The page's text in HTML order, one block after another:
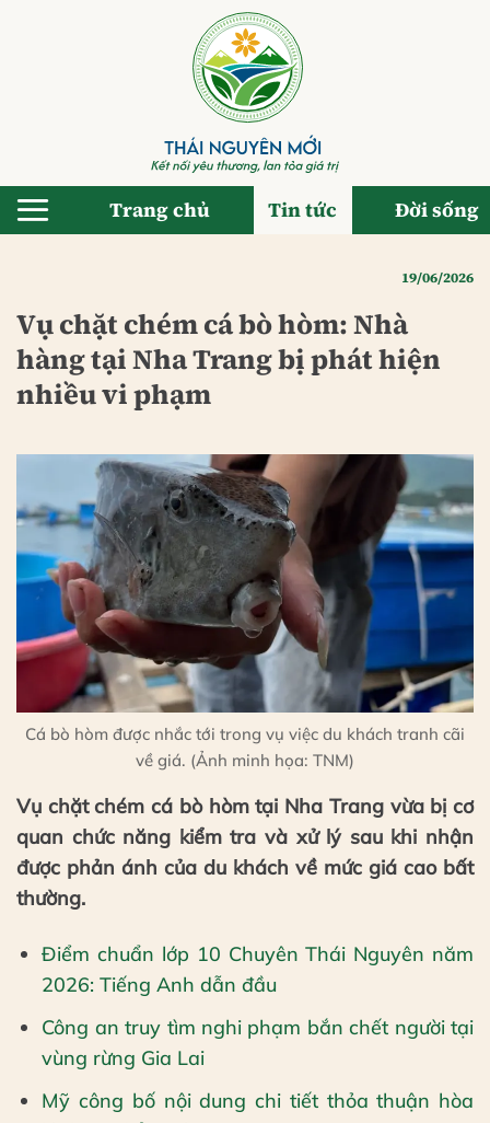
Trang chủ Tin tức Đời sống
19/06/2026
Vụ chặt chém cá bò hòm: Nhà
hàng tại Nha Trang bị phát hiện
nhiều vi phạm
Cá bò hòm được nhắc tới trong vụ việc du khách tranh cãi
về giá. (Ảnh minh họa: TNM)
Vụ chặt chém cá bò hòm tại Nha Trang vừa bị cơ
quan chức năng kiểm tra và xử lý sau khi nhận
được phản ánh của du khách về mức giá cao bất
thường.
Điểm chuẩn lớp 10 Chuyên Thái Nguyên năm
2026: Tiếng Anh dẫn đầu
Công an truy tìm nghi phạm bắn chết người tại
vùng rừng Gia Lai
Mỹ công bố nội dung chi tiết thỏa thuận hòa